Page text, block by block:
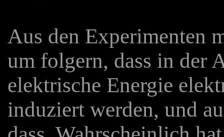
Aus den Experimenten
um folgern, dass in der
elektrische Energie
induziert werden, und